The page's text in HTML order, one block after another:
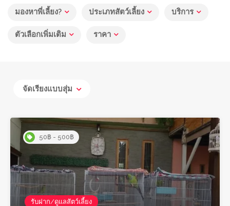
มองหาพี่เลี้ยง? ประเภทสัตว์เลี้ยง บริการ
ตัวเลือกเพิ่มเติม ราคา
จัดเรียงแบบสุ่ม
50฿ - 500฿
รับฝาก/ดูแลสัตว์เลี้ยง